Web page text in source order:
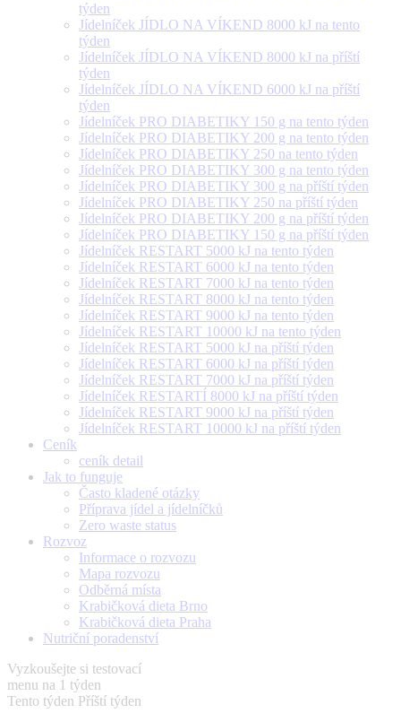
týden
Jídelníček JÍDLO NA VÍKEND 8000 kJ na tento
týden
Jídelníček JÍDLO NA VÍKEND 8000 kJ na příští
týden
Jídelníček JÍDLO NA VÍKEND 6000 kJ na příští
týden
Jídelníček PRO DIABETIKY 150 g na tento týden
Jídelníček PRO DIABETIKY 200 g na tento týden
Jídelníček PRO DIABETIKY 250 na tento týden
Jídelníček PRO DIABETIKY 300 g na tento týden
Jídelníček PRO DIABETIKY 300 g na příští týden
Jídelníček PRO DIABETIKY 250 na příští týden
Jídelníček PRO DIABETIKY 200 g na příští týden
Jídelníček PRO DIABETIKY 150 g na příští týden
Jídelníček RESTART 5000 kJ na tento týden
Jídelníček RESTART 6000 kJ na tento týden
Jídelníček RESTART 7000 kJ na tento týden
Jídelníček RESTART 8000 kJ na tento týden
Jídelníček RESTART 9000 kJ na tento týden
Jídelníček RESTART 10000 kJ na tento týden
Jídelníček RESTART 5000 kJ na příští týden
Jídelníček RESTART 6000 kJ na příští týden
Jídelníček RESTART 7000 kJ na příští týden
Jídelníček RESTARTÍ 8000 kJ na příští týden
Jídelníček RESTART 9000 kJ na příští týden
Jídelníček RESTART 10000 kJ na příští týden
Ceník
ceník detail
Jak to funguje
Často kladené otázky
Příprava jídel a jídelníčků
Zero waste status
Rozvoz
Informace o rozvozu
Mapa rozvozu
Odběrná místa
Krabičková dieta Brno
Krabičková dieta Praha
Nutriční poradenství
Vyzkoušejte si testovací
menu na 1 týden
Tento týden Příští týden